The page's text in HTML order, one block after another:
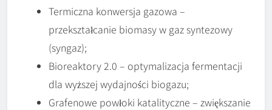
Termiczna konwersja gazowa –
przekształcanie biomasy w gaz syntezowy
(syngaz);
Bioreaktory 2.0 – optymalizacja fermentacji
dla wyższej wydajności biogazu;
Grafenowe powłoki katalityczne – zwiększanie